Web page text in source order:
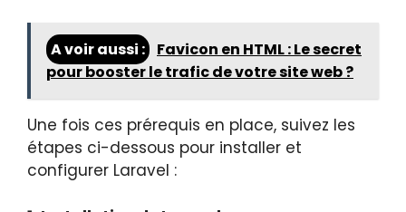
A voir aussi :
Favicon en HTML : Le secret
pour booster le trafic de votre site web ?
Une fois ces prérequis en place, suivez les
étapes ci-dessous pour installer et
configurer Laravel :